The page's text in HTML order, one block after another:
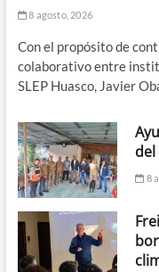
8 agosto, 2026
Con el propósito de
colaborativo entre
SLEP Huasco, Javier
8